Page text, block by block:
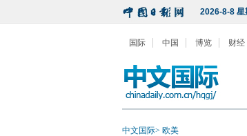
2026-8-8 星
国际 中国 博览 财经
中文国际> 欧美